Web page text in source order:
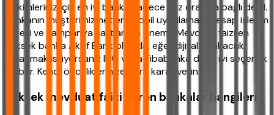
Birikimleriniz için en iyi banka sadece faiz oranına bağlı değil.
Bankanın müşteri hizmetleri, mobil uygulaması, hesap işletim
ücreti ve kampanya şartları da önemli. Mevduat faizi en
yüksek banka Aktif Bank olsa da, eğer dijital bankacılık
kullanmak istiyorsanız ING veya Fibabanka daha iyi seçenek
olabilir. Kendi önceliklerinize göre karar verin.
Yüksek mevduat faizi veren bankalar hangileri?